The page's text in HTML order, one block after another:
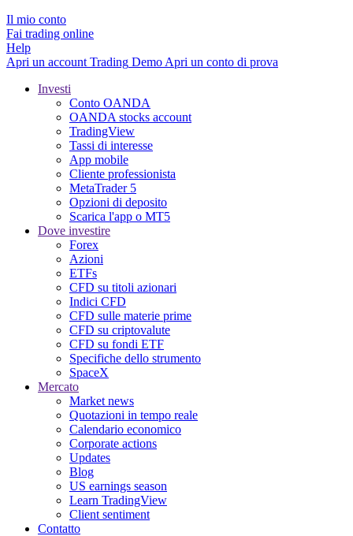
Il mio conto
Fai trading online
Help
Apri un account Trading Demo Apri un conto di prova
Investi
Conto OANDA
OANDA stocks account
TradingView
Tassi di interesse
App mobile
Cliente professionista
MetaTrader 5
Opzioni di deposito
Scarica l'app o MT5
Dove investire
Forex
Azioni
ETFs
CFD su titoli azionari
Indici CFD
CFD sulle materie prime
CFD su criptovalute
CFD su fondi ETF
Specifiche dello strumento
SpaceX
Mercato
Market news
Quotazioni in tempo reale
Calendario economico
Corporate actions
Updates
Blog
US earnings season
Learn TradingView
Client sentiment
Contatto